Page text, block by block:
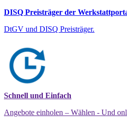
DISQ Preisträger der
DtGV und DISQ Preisträger.
Schnell und Einfach
Angebote einholen – Wählen - Und